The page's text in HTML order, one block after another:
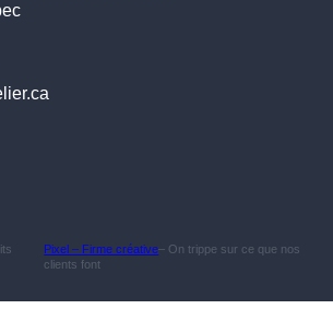
Pixel – Firme créative– On trippe sur ce que nos
clients font